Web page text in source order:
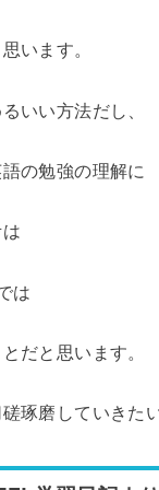
います。
いい方法だし、
の勉強の理解に
は
だと思います。
琢磨していきた